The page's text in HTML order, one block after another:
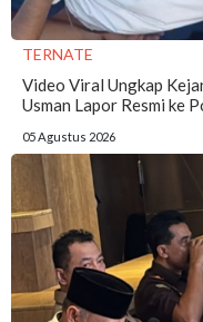
TERNATE
Video Viral Ungkap
Usman Lapor Resmi ke
05 Agustus 2026